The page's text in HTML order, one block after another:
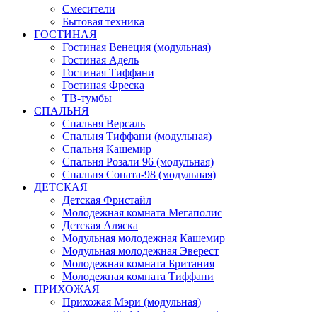
Смесители
Бытовая техника
ГОСТИНАЯ
Гостиная Венеция (модульная)
Гостиная Адель
Гостиная Тиффани
Гостиная Фреска
ТВ-тумбы
СПАЛЬНЯ
Спальня Версаль
Спальня Тиффани (модульная)
Спальня Кашемир
Спальня Розали 96 (модульная)
Спальня Соната-98 (модульная)
ДЕТСКАЯ
Детская Фристайл
Молодежная комната Мегаполис
Детская Аляска
Модульная молодежная Кашемир
Модульная молодежная Эверест
Молодежная комната Британия
Молодежная комната Тиффани
ПРИХОЖАЯ
Прихожая Мэри (модульная)